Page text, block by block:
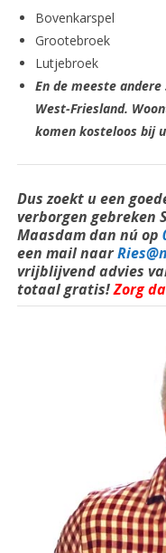
Bovenkarspel
Grootebroek
Lutjebroek
En de meeste
West-Friesland.
komen kosteloos bij
Dus zoekt u een
verborgen gebreken
Maasdam dan nú op
een mail naar
vrijblijvend advies
totaal gratis!Zorg